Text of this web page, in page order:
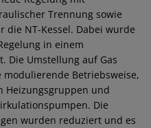
Trennung sowie
NT-Kessel. Dabei wurde
in einem
Die Umstellung auf Gas
Betriebsweise,
Heizungsgruppen und
Die
wurden reduziert und es